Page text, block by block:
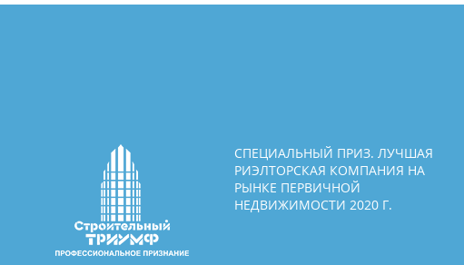
СПЕЦИАЛЬНЫЙ ПРИЗ. ЛУЧШАЯ
РИЭЛТОРСКАЯ КОМПАНИЯ НА
РЫНКЕ ПЕРВИЧНОЙ
НЕДВИЖИМОСТИ 2020 Г.